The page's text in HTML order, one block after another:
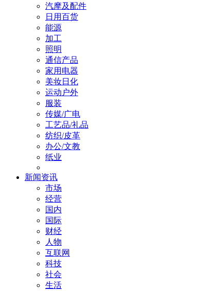
汽摩及配件
日用百货
能源
加工
照明
通信产品
家用电器
美妆日化
运动户外
服装
传媒/广电
工艺品/礼品
纺织/皮革
办公/文教
纸业
新闻资讯
市场
经营
国内
国际
财经
人物
互联网
科技
社会
生活